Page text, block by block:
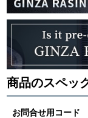
GINZA RASINの
送料・お支払方法
ショッピングロー
商品のスペッ
お問合せ用コード